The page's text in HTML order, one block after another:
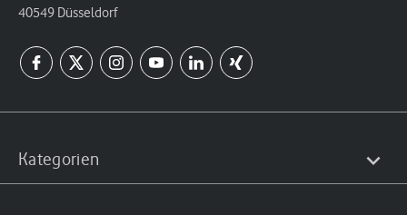
40549 Düsseldorf
Kategorien